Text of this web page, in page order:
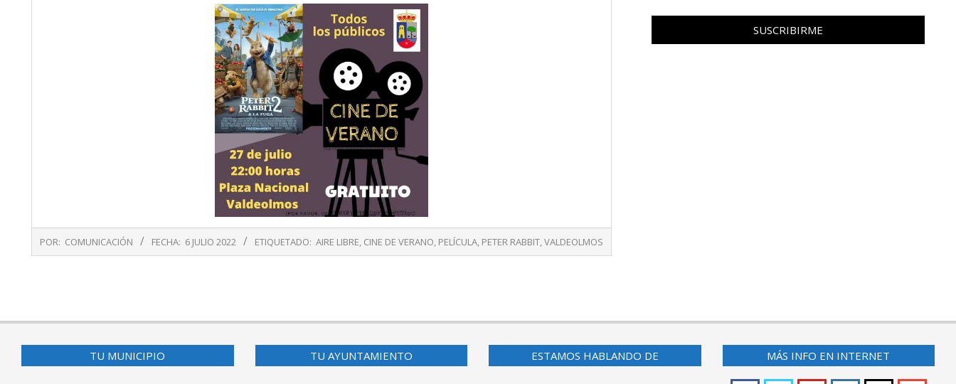
07-
POR: COMUNICACIÓN FECHA: 6 JULIO 2022 ETIQUETADO: AIRE LIBRE, CINE DE VERANO, PELÍCULA, PETER RABBIT,VALDEOLMOS
TU MUNICIPIO TU AYUNTAMIENTO ESTAMOS HABLANDO DE MÁS INFO EN INTERNET